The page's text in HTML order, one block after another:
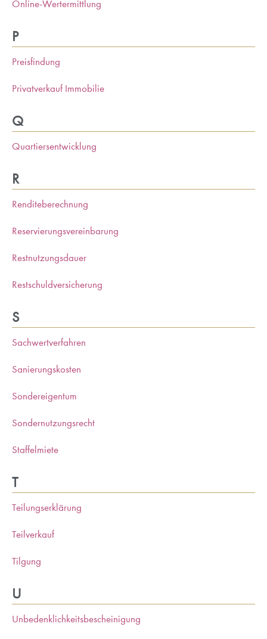
Online-Wertermittlung
P
Preisfindung
Privatverkauf Immobilie
Q
Quartiersentwicklung
R
Renditeberechnung
Reservierungsvereinbarung
Restnutzungsdauer
Restschuldversicherung
S
Sachwertverfahren
Sanierungskosten
Sondereigentum
Sondernutzungsrecht
Staffelmiete
T
Teilungserklärung
Teilverkauf
Tilgung
U
Unbedenklichkeitsbescheinigung